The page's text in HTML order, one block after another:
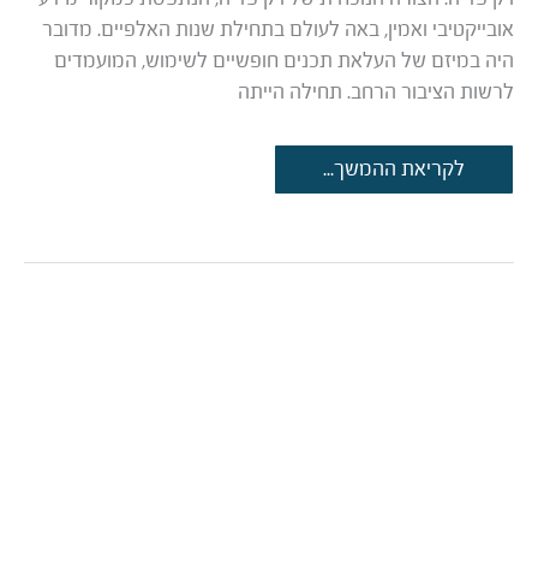
אובייקטיבי ואמין, באה לעולם בתחילת שנות האלפיים. מדובר
היה במיזם של העלאת תכנים חופשיים לשימוש, המועמדים
לרשות הציבור הרחב. תחילה הייתה
מי
זכאי
לקריאת ההמשך...